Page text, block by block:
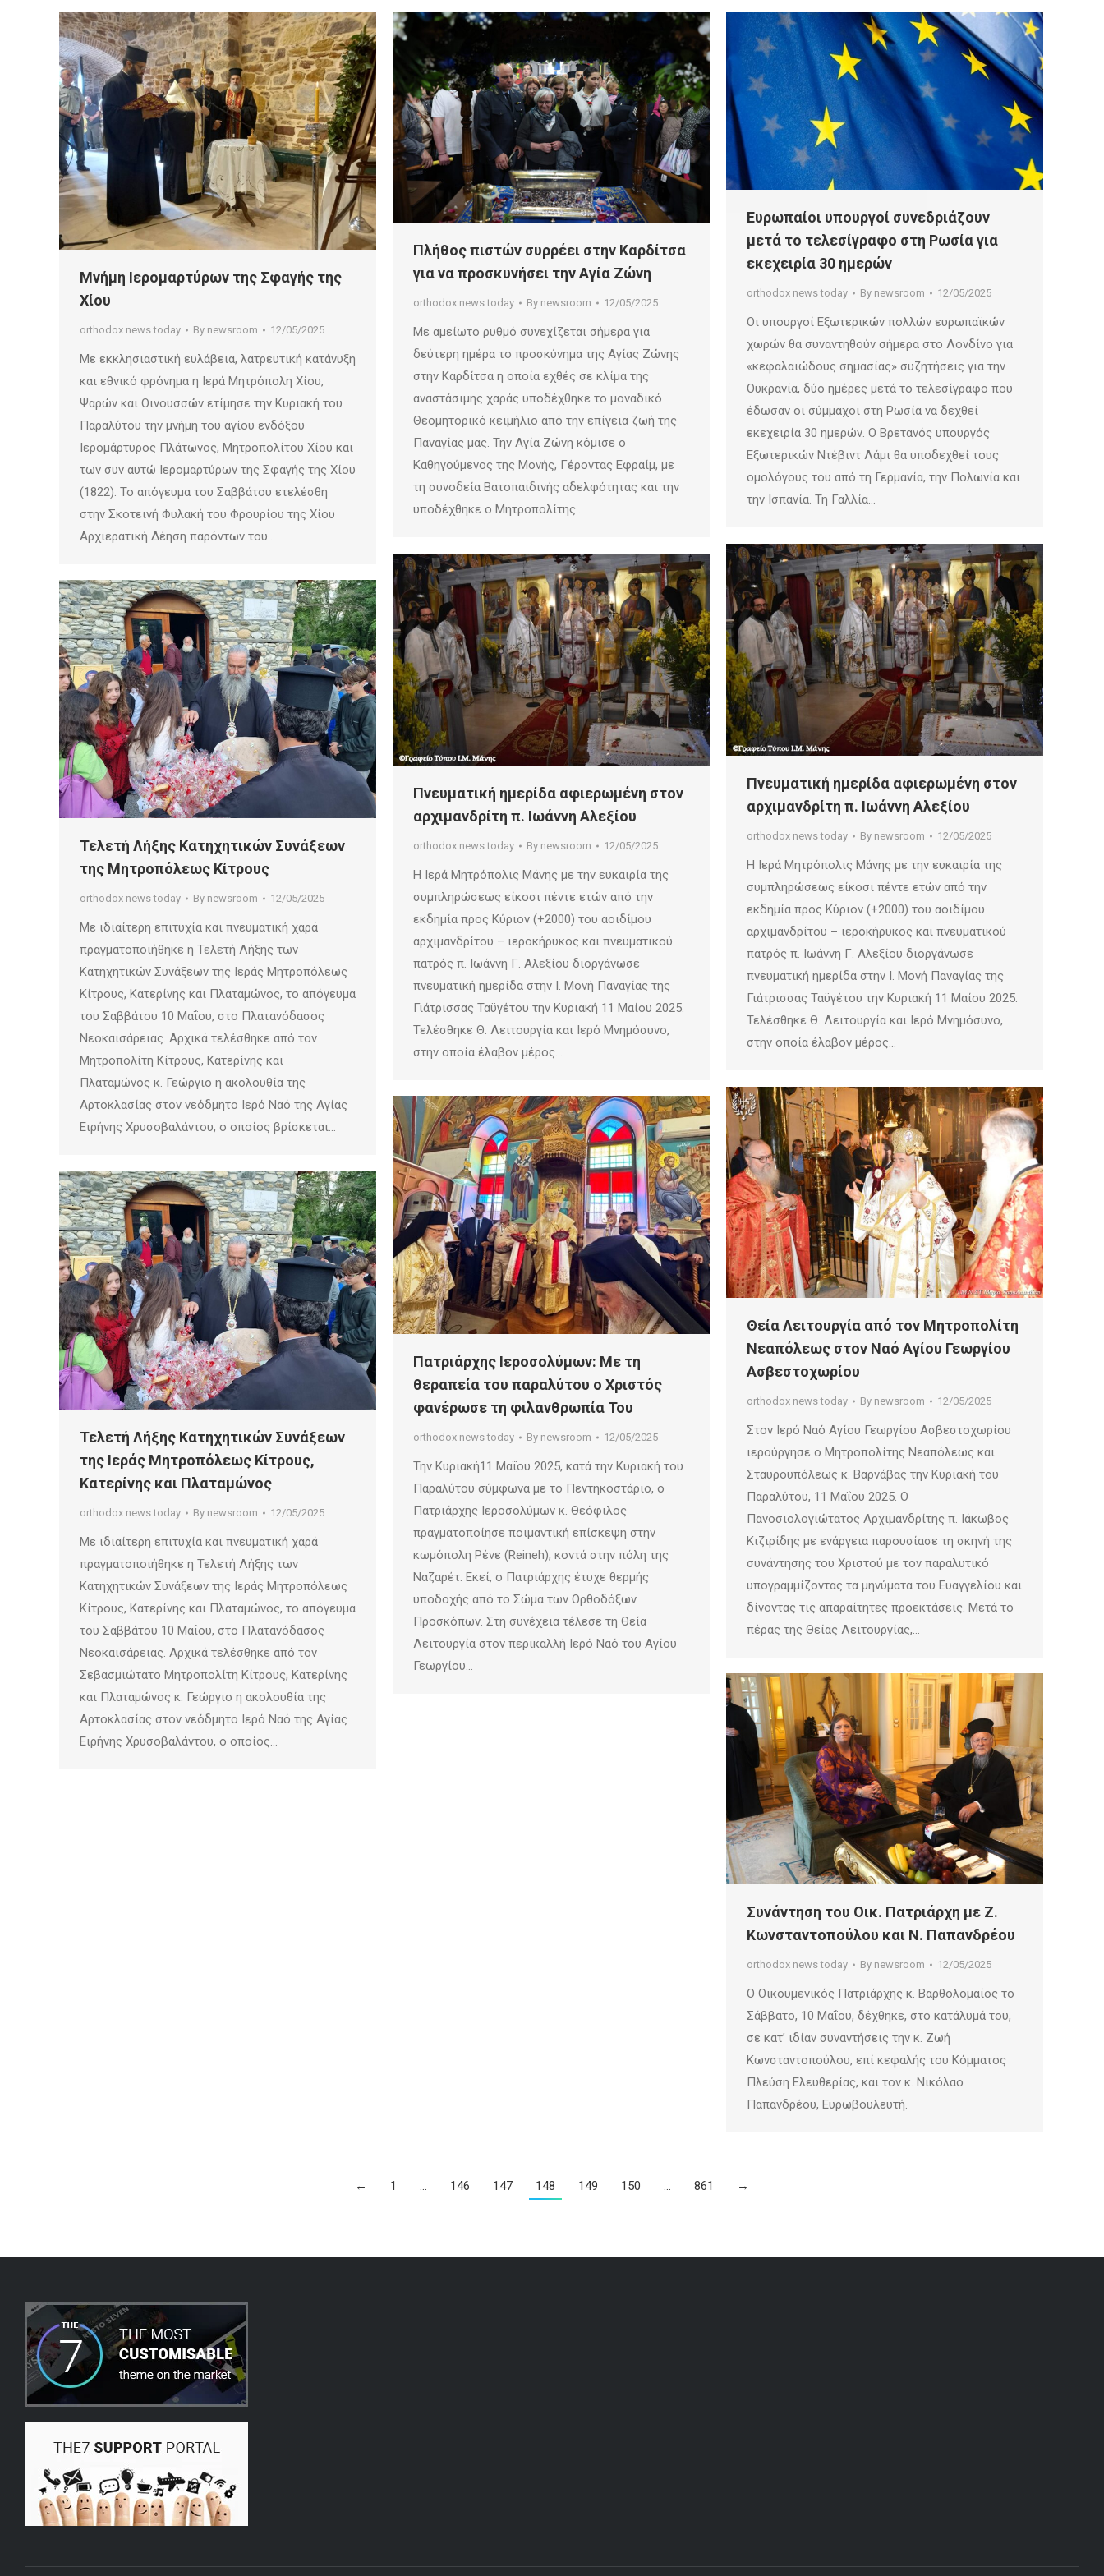
Μνήμη Ιερομαρτύρων της Σφαγής της
Χίου
orthodox news today By newsroom 12/05/2025
Με εκκλησιαστική ευλάβεια, λατρευτική κατάνυξη
και εθνικό φρόνημα η Ιερά Μητρόπολη Χίου,
Ψαρών και Οινουσσών ετίμησε την Κυριακή του
Παραλύτου την μνήμη του αγίου ενδόξου
Ιερομάρτυρος Πλάτωνος, Μητροπολίτου Χίου και
των συν αυτώ Ιερομαρτύρων της Σφαγής της Χίου
(1822). Το απόγευμα του Σαββάτου ετελέσθη
στην Σκοτεινή Φυλακή του Φρουρίου της Χίου
Αρχιερατική Δέηση παρόντων του…
Πλήθος πιστών συρρέει στην Καρδίτσα
για να προσκυνήσει την Αγία Ζώνη
orthodox news today By newsroom 12/05/2025
Με αμείωτο ρυθμό συνεχίζεται σήμερα για
δεύτερη ημέρα το προσκύνημα της Αγίας Ζώνης
στην Καρδίτσα η οποία εχθές σε κλίμα της
αναστάσιμης χαράς υποδέχθηκε το μοναδικό
Θεομητορικό κειμήλιο από την επίγεια ζωή της
Παναγίας μας. Την Αγία Ζώνη κόμισε ο
Καθηγούμενος της Μονής, Γέροντας Εφραίμ, με
τη συνοδεία Βατοπαιδινής αδελφότητας και την
υποδέχθηκε ο Μητροπολίτης…
Ευρωπαίοι υπουργοί συνεδριάζουν
μετά το τελεσίγραφο στη Ρωσία για
εκεχειρία 30 ημερών
orthodox news today By newsroom 12/05/2025
Οι υπουργοί Εξωτερικών πολλών ευρωπαϊκών
χωρών θα συναντηθούν σήμερα στο Λονδίνο για
«κεφαλαιώδους σημασίας» συζητήσεις για την
Ουκρανία, δύο ημέρες μετά το τελεσίγραφο που
έδωσαν οι σύμμαχοι στη Ρωσία να δεχθεί
εκεχειρία 30 ημερών. Ο Βρετανός υπουργός
Εξωτερικών Ντέβιντ Λάμι θα υποδεχθεί τους
ομολόγους του από τη Γερμανία, την Πολωνία και
την Ισπανία. Τη Γαλλία…
Πνευματική ημερίδα αφιερωμένη στον
αρχιμανδρίτη π. Ιωάννη Αλεξίου
orthodox news today By newsroom 12/05/2025
Η Ιερά Μητρόπολις Μάνης με την ευκαιρία της
συμπληρώσεως είκοσι πέντε ετών από την
εκδημία προς Κύριον (+2000) του αοιδίμου
αρχιμανδρίτου – ιεροκήρυκος και πνευματικού
πατρός π. Ιωάννη Γ. Αλεξίου διοργάνωσε
πνευματική ημερίδα στην Ι. Μονή Παναγίας της
Γιάτρισσας Ταϋγέτου την Κυριακή 11 Μαίου 2025.
Τελέσθηκε Θ. Λειτουργία και Ιερό Μνημόσυνο,
στην οποία έλαβον μέρος…
Πνευματική ημερίδα αφιερωμένη στον
αρχιμανδρίτη π. Ιωάννη Αλεξίου
orthodox news today By newsroom 12/05/2025
Η Ιερά Μητρόπολις Μάνης με την ευκαιρία της
συμπληρώσεως είκοσι πέντε ετών από την
εκδημία προς Κύριον (+2000) του αοιδίμου
αρχιμανδρίτου – ιεροκήρυκος και πνευματικού
πατρός π. Ιωάννη Γ. Αλεξίου διοργάνωσε
πνευματική ημερίδα στην Ι. Μονή Παναγίας της
Γιάτρισσας Ταϋγέτου την Κυριακή 11 Μαίου 2025.
Τελέσθηκε Θ. Λειτουργία και Ιερό Μνημόσυνο,
στην οποία έλαβον μέρος…
Τελετή Λήξης Κατηχητικών Συνάξεων
της Μητροπόλεως Κίτρους
orthodox news today By newsroom 12/05/2025
Με ιδιαίτερη επιτυχία και πνευματική χαρά
πραγματοποιήθηκε η Τελετή Λήξης των
Κατηχητικών Συνάξεων της Ιεράς Μητροπόλεως
Κίτρους, Κατερίνης και Πλαταμώνος, το απόγευμα
του Σαββάτου 10 Μαΐου, στο Πλατανόδασος
Νεοκαισάρειας. Αρχικά τελέσθηκε από τον
Μητροπολίτη Κίτρους, Κατερίνης και
Πλαταμώνος κ. Γεώργιο η ακολουθία της
Αρτοκλασίας στον νεόδμητο Ιερό Ναό της Αγίας
Ειρήνης Χρυσοβαλάντου, ο οποίος βρίσκεται…
Θεία Λειτουργία από τον Μητροπολίτη
Νεαπόλεως στον Ναό Αγίου Γεωργίου
Ασβεστοχωρίου
orthodox news today By newsroom 12/05/2025
Στον Ιερό Ναό Αγίου Γεωργίου Ασβεστοχωρίου
ιερούργησε ο Μητροπολίτης Νεαπόλεως και
Σταυρουπόλεως κ. Βαρνάβας την Κυριακή του
Παραλύτου, 11 Μαΐου 2025. Ο
Πανοσιολογιώτατος Αρχιμανδρίτης π. Ιάκωβος
Κιζιρίδης με ενάργεια παρουσίασε τη σκηνή της
συνάντησης του Χριστού με τον παραλυτικό
υπογραμμίζοντας τα μηνύματα του Ευαγγελίου και
δίνοντας τις απαραίτητες προεκτάσεις. Μετά το
πέρας της Θείας Λειτουργίας,…
Πατριάρχης Ιεροσολύμων: Με τη
θεραπεία του παραλύτου ο Χριστός
φανέρωσε τη φιλανθρωπία Του
orthodox news today By newsroom 12/05/2025
Την Κυριακή11 Μαΐου 2025, κατά την Κυριακή του
Παραλύτου σύμφωνα με το Πεντηκοστάριο, ο
Πατριάρχης Ιεροσολύμων κ. Θεόφιλος
πραγματοποίησε ποιμαντική επίσκεψη στην
κωμόπολη Ρένε (Reineh), κοντά στην πόλη της
Ναζαρέτ. Εκεί, ο Πατριάρχης έτυχε θερμής
υποδοχής από το Σώμα των Ορθοδόξων
Προσκόπων. Στη συνέχεια τέλεσε τη Θεία
Λειτουργία στον περικαλλή Ιερό Ναό του Αγίου
Γεωργίου…
Τελετή Λήξης Κατηχητικών Συνάξεων
της Ιεράς Μητροπόλεως Κίτρους,
Κατερίνης και Πλαταμώνος
orthodox news today By newsroom 12/05/2025
Με ιδιαίτερη επιτυχία και πνευματική χαρά
πραγματοποιήθηκε η Τελετή Λήξης των
Κατηχητικών Συνάξεων της Ιεράς Μητροπόλεως
Κίτρους, Κατερίνης και Πλαταμώνος, το απόγευμα
του Σαββάτου 10 Μαΐου, στο Πλατανόδασος
Νεοκαισάρειας. Αρχικά τελέσθηκε από τον
Σεβασμιώτατο Μητροπολίτη Κίτρους, Κατερίνης
και Πλαταμώνος κ. Γεώργιο η ακολουθία της
Αρτοκλασίας στον νεόδμητο Ιερό Ναό της Αγίας
Ειρήνης Χρυσοβαλάντου, ο οποίος…
Συνάντηση του Οικ. Πατριάρχη με Ζ.
Κωνσταντοπούλου και Ν. Παπανδρέου
orthodox news today By newsroom 12/05/2025
Ο Οικουμενικός Πατριάρχης κ. Βαρθολομαίος το
Σάββατο, 10 Μαΐου, δέχθηκε, στο κατάλυμά του,
σε κατ’ ιδίαν συναντήσεις την κ. Ζωή
Κωνσταντοπούλου, επί κεφαλής του Κόμματος
Πλεύση Ελευθερίας, και τον κ. Νικόλαο
Παπανδρέου, Ευρωβουλευτή.
← 1 … 146 147 148 149 150 … 861 →